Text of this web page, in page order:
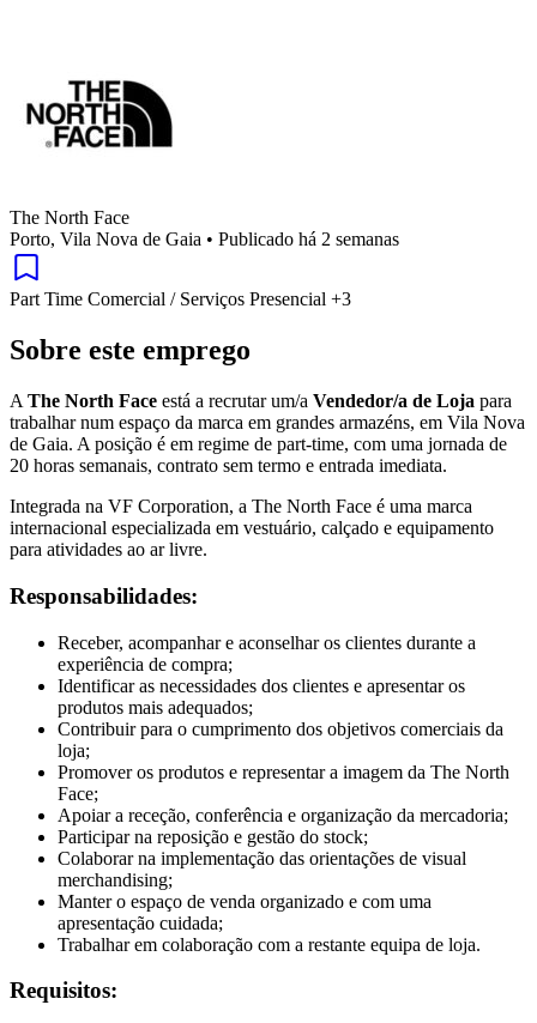
The North Face
Porto, Vila Nova de Gaia • Publicado há 2 semanas
Part Time Comercial / Serviços Presencial +3
Sobre este emprego
A The North Face está a recrutar um/a Vendedor/a de Loja para
trabalhar num espaço da marca em grandes armazéns, em Vila Nova
de Gaia. A posição é em regime de part-time, com uma jornada de
20 horas semanais, contrato sem termo e entrada imediata.
Integrada na VF Corporation, a The North Face é uma marca
internacional especializada em vestuário, calçado e equipamento
para atividades ao ar livre.
Responsabilidades:
Receber, acompanhar e aconselhar os clientes durante a
experiência de compra;
Identificar as necessidades dos clientes e apresentar os
produtos mais adequados;
Contribuir para o cumprimento dos objetivos comerciais da
loja;
Promover os produtos e representar a imagem da The North
Face;
Apoiar a receção, conferência e organização da mercadoria;
Participar na reposição e gestão do stock;
Colaborar na implementação das orientações de visual
merchandising;
Manter o espaço de venda organizado e com uma
apresentação cuidada;
Trabalhar em colaboração com a restante equipa de loja.
Requisitos: